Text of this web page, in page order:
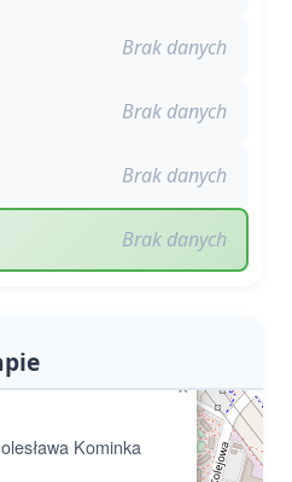
Brak danych
Brak danych
Brak danych
Brak danych
Kominka
×